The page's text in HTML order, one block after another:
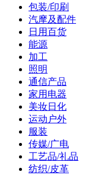
包装/印刷
汽摩及配件
日用百货
能源
加工
照明
通信产品
家用电器
美妆日化
运动户外
服装
传媒/广电
工艺品/礼品
纺织/皮革